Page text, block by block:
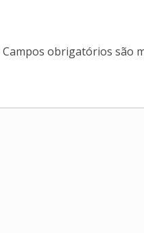
Campos obrigatórios são